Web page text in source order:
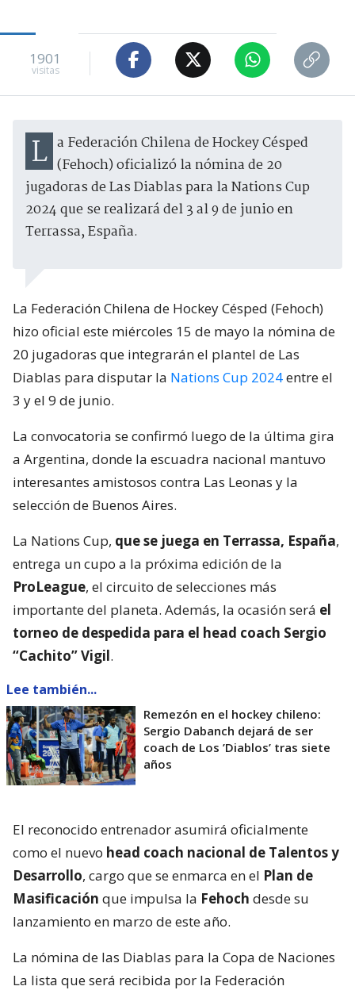
1901
visitas
La Federación Chilena de Hockey Césped (Fehoch) oficializó la nómina de 20
jugadoras de Las Diablas para la Nations Cup
2024 que se realizará del 3 al 9 de junio en
Terrassa, España.
La Federación Chilena de Hockey Césped (Fehoch)
hizo oficial este miércoles 15 de mayo la nómina de
20 jugadoras que integrarán el plantel de Las
Diablas para disputar la Nations Cup 2024entre el
3 y el 9 de junio.
La convocatoria se confirmó luego de la última gira
a Argentina, donde la escuadra nacional mantuvo
interesantes amistosos contra Las Leonas y la
selección de Buenos Aires.
La Nations Cup, que se juega en Terrassa, España,
entrega un cupo a la próxima edición de la
ProLeague, el circuito de selecciones más
importante del planeta. Además, la ocasión será el
torneo de despedida para el head coach Sergio
“Cachito” Vigil.
Lee también...
Remezón en el hockey chileno:
Sergio Dabanch dejará de ser
coach de Los ’Diablos’ tras siete
años
El reconocido entrenador asumirá oficialmente
como el nuevo head coach nacional de Talentos y
Desarrollo, cargo que se enmarca en el Plan de
Masificación que impulsa la Fehoch desde su
lanzamiento en marzo de este año.
La nómina de las Diablas para la Copa de Naciones
La lista que será recibida por la Federación